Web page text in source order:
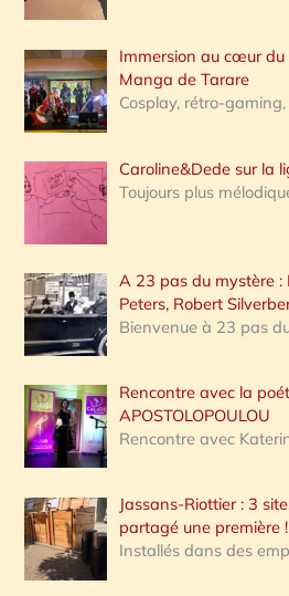
:
Immersion au cœur
Manga de Tarare
Cosplay, rétro-
Caroline&Dede sur la
Toujours plus
A 23 pas du mystère :
Peters, Robert
Bienvenue à 23 pas
Rencontre avec la
APOSTOLOPOULOU
Rencontre avec
Jassans-Riottier : 3
partagé une première !
Installés dans des